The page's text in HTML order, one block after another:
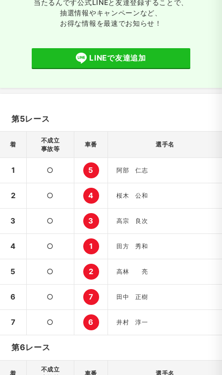
当たるんです公式LINEと友達登録することで、
抽選情報やキャンペーンなど、
お得な情報を最速でお知らせ！
LINEで友達追加
第5レース
着
不成立
事故等
車番 選手名
1 ○ 5 阿部 仁志
2 ○ 4 桜木 公和
3 ○ 3 高宗 良次
4 ○ 1 田方 秀和
5 ○ 2 高林 亮
6 ○ 7 田中 正樹
7 ○ 6 井村 淳一
第6レース
着
不成立
車番 選手名